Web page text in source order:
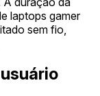
laptops gamer
sem fio,